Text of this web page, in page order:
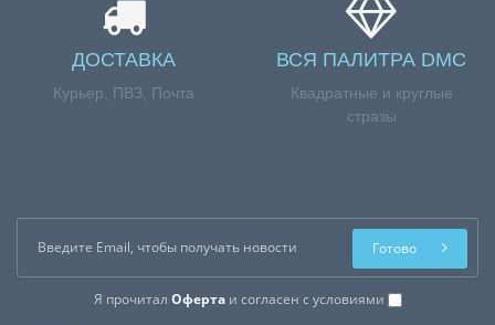
ДОСТАВКА
Курьер, ПВЗ, Почта
ВСЯ ПАЛИТРА DMC
Квадратные и круглые
стразы
Я прочитал Офертаи согласен с условиями
Готово